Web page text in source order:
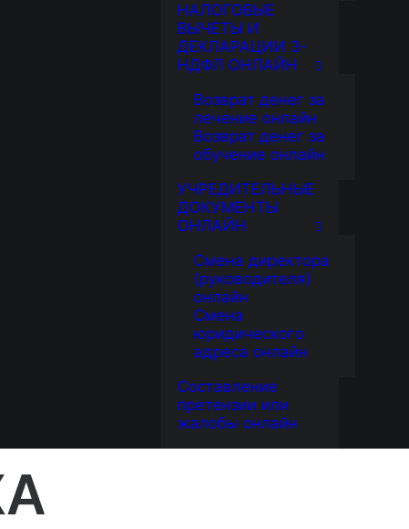
НАЛОГОВЫЕ
ВЫЧЕТЫ И
ДЕКЛАРАЦИИ 3-
НДФЛ ОНЛАЙН
Возврат денег за
лечение онлайн
Возврат денег за
обучение онлайн
УЧРЕДИТЕЛЬНЫЕ
ДОКУМЕНТЫ
ОНЛАЙН
Смена директора
(руководителя)
онлайн
Смена
юридического
адреса онлайн
Составление
претензии или
жалобы онлайн
Эффективные методики
В своей работе мы задействуем
эффективные и проверенные
методики по включению в
льготный стаж спорных периодов.